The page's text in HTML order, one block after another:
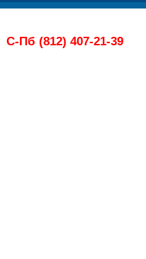
С-Пб (812) 407-21-39